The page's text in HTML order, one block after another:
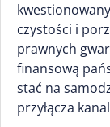
czystości i
prawnych
finansową
stać na
przyłącza